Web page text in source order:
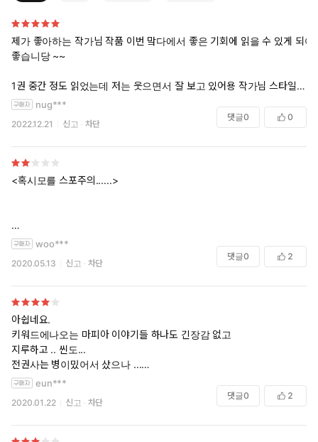
제가 좋아하는 작가님 작품 이번 맠다에서 좋은 기회에 읽을 수 있게 되어
좋습니당 ~~
1권 중간 정도 읽었는데 저는 웃으면서 잘 보고 있어용 작가님 스타일이
랑 잘 맞는가봐요^ㅇ^ 얼른 외전까지 다 읽고 리뷰 남기고 싶네요
nug***
2022.12.21 신고 차단
댓글0 0
<혹시모를 스포주의......>
그냥저냥 무난무난하게 읽었습니다...
1. 능력수 아닌 것 같아요.. 딱히 머리가 좋은것도 모르겠고 말빨이 좋은
것도 모르겠고 총질 싸움도 못하고.. 그냥 명품 좋아하고 돈 좋아하는 속
물수 느낌?
2. 수 이름 때문에 하차 위기 여러번.. 한국으로치면 남자 아이에게 홍장
요.. 이게 로설인지 비엘인지..
거기다 수가 너무 마성의 게이라 더더욱...
woo***
2020.05.13 신고 차단
댓글0 2
아쉽네요.
키워드에나오는 마피아 이야기들 하나도 긴장감 없고
지루하고 .. 씬도...
전권사는 병이밌어서 샀으나 ...
아끕네요. 내돈도 아끕고 소재도 아끕고..
십오야 쿠폰도 할인률도 낮은데 이젠 전권사는 병 고쳐야겠어요
eun***
2020.01.22 신고 차단
댓글0 2